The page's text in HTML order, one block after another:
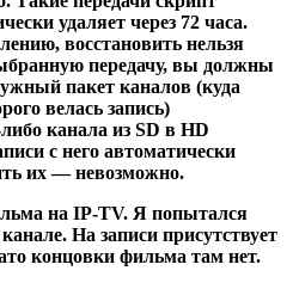
удаляет через 72 часа.
восстановить нельзя
передачу, вы должны
пакет каналов (куда
велась запись)
канала из SD в HD
с него автоматически
их — невозможно.
на IP-TV. Я попытался
На записи присутствует
концовки фильма там нет.